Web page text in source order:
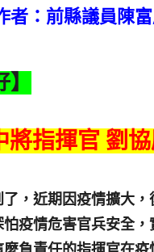
者：前縣議員陳
將指揮官 劉
，近期因疫情擴大
疫情危害官兵安全